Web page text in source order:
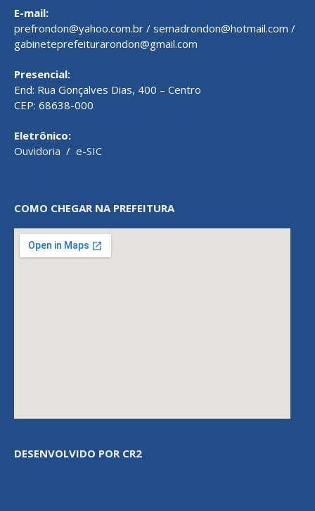
E-mail:
prefrondon@yahoo.com.br / semadrondon@hotmail.com /
gabineteprefeiturarondon@gmail.com
Presencial:
End: Rua Gonçalves Dias, 400 – Centro
CEP: 68638-000
Eletrônico:
Ouvidoria / e-SIC
COMO CHEGAR NA PREFEITURA
DESENVOLVIDO POR CR2